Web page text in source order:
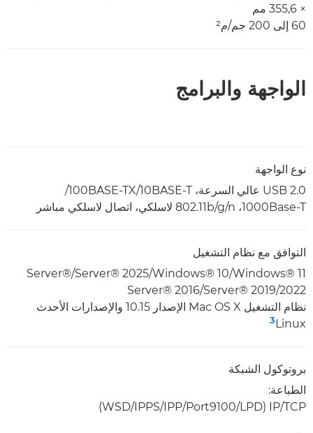
× 355,6 مم
60 إلى 200 جم/م²
الواجهة والبرامج
نوع الواجهة
USB 2.0 عالي السرعة، 10BASE-T/‏100BASE-TX/‏
1000Base-T‏، 802.11b/g/n لاسلكي، اتصال لاسلكي مباشر
التوافق مع نظام التشغيل
Windows® 11‏/Windows® 10‏/Server® 2025‏/Server®
2022‏/Server® 2019‏/Server® 2016
نظام التشغيل Mac OS X الإصدار 10.15 والإصدارات الأحدث
Linux‏
3
بروتوكول الشبكة
الطباعة:
TCP‏/IP ‏(LPD‏/Port9100‏/IPP‏/IPPS‏/WSD)